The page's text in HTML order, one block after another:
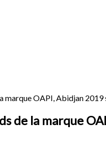
marque OAPI, Abidjan
de la marque